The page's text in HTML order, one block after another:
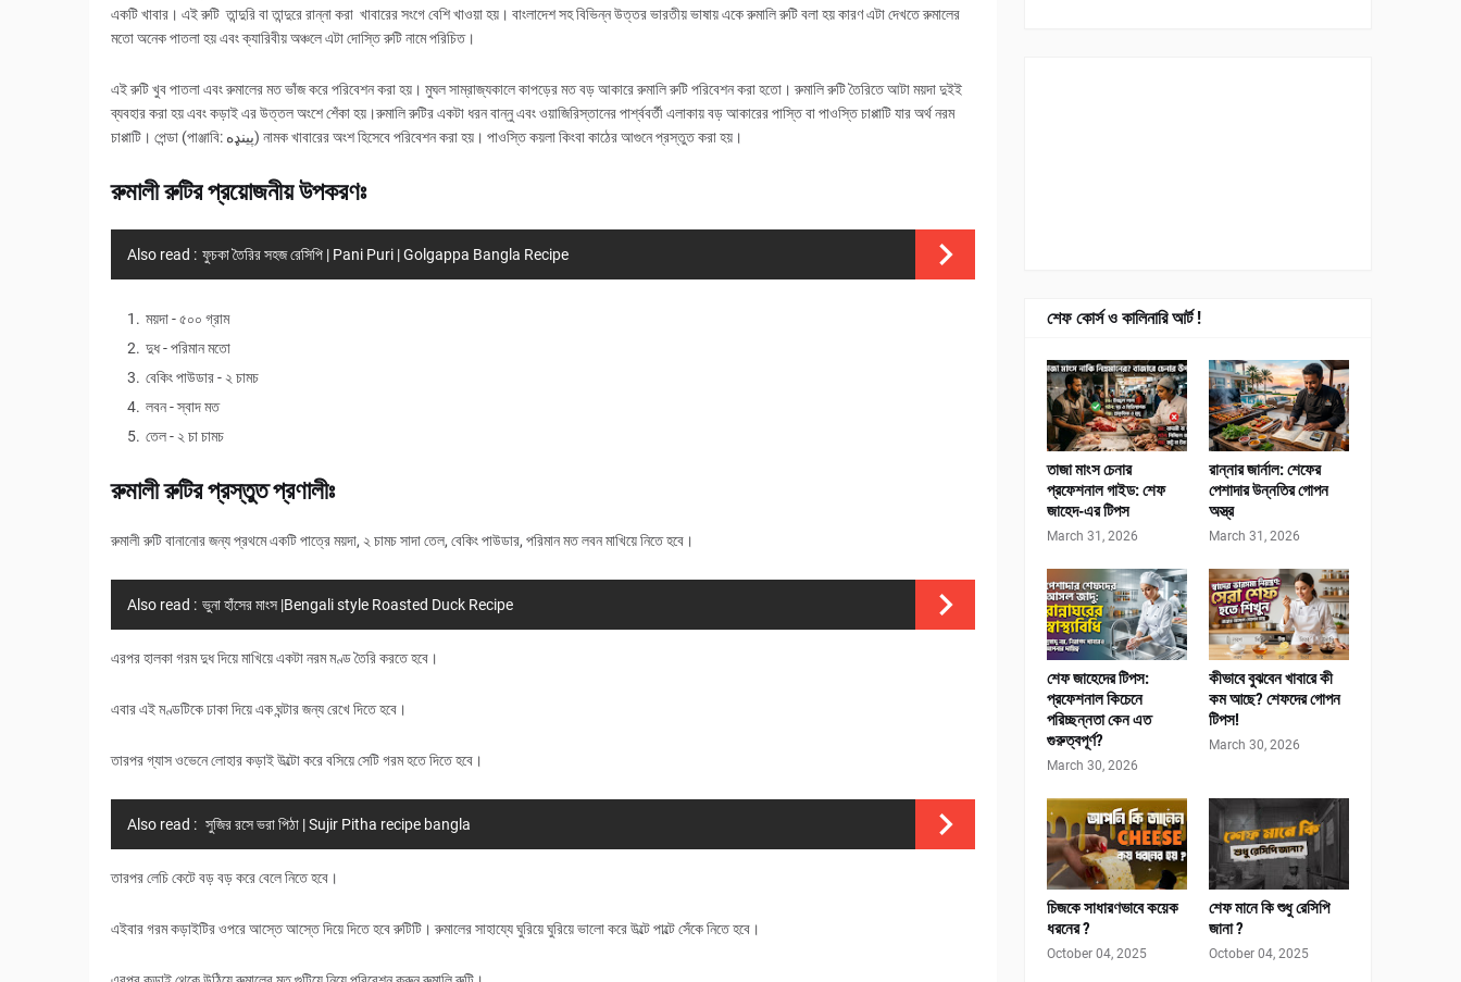
একটি খাবার। এই রুটি তান্দুরি বা তান্দুরে রান্না করা খাবারের সংগে বেশি খাওয়া হয়। বাংলাদেশ সহ বিভিন্ন উত্তর ভারতীয় ভাষায় একে রুমালি রুটি বলা হয় কারণ এটা দেখতে রুমালের
মতো অনেক পাতলা হয় এবং ক্যারিবীয় অঞ্চলে এটা দোস্তি রুটি নামে পরিচিত।
এই রুটি খুব পাতলা এবং রুমালের মত ভাঁজ করে পরিবেশন করা হয়। মুঘল সাম্রাজ্যকালে কাপড়ের মত বড় আকারে রুমালি রুটি পরিবেশন করা হতো। রুমালি রুটি তৈরিতে আটা ময়দা দুইই
ব্যবহার করা হয় এবং কড়াই এর উত্তল অংশে শেঁকা হয়।রুমালি রুটির একটা ধরন বান্নু এবং ওয়াজিরিস্তানের পার্শ্ববর্তী এলাকায় বড় আকারের পাস্তি বা পাওস্তি চাপ্পাটি যার অর্থ নরম
চাপ্পাটি। পেন্ডা (পাঞ্জাবি: پینډه) নামক খাবারের অংশ হিসেবে পরিবেশন করা হয়। পাওস্তি কয়লা কিংবা কাঠের আগুনে প্রস্তুত করা হয়।
রুমালী রুটির প্রয়োজনীয় উপকরণঃ
Also read : ফুচকা তৈরির সহজ রেসিপি | Pani Puri | Golgappa Bangla Recipe
ময়দা - ৫০০ গ্রাম
দুধ - পরিমান মতো
বেকিং পাউডার - ২ চামচ
লবন - স্বাদ মত
তেল - ২ চা চামচ
রুমালী রুটির প্রস্তুত প্রণালীঃ
রুমালী রুটি বানানোর জন্য প্রথমে একটি পাত্রে ময়দা, ২ চামচ সাদা তেল, বেকিং পাউডার, পরিমান মত লবন মাখিয়ে নিতে হবে।
Also read : ভুনা হাঁসের মাংস |Bengali style Roasted Duck Recipe
এরপর হালকা গরম দুধ দিয়ে মাখিয়ে একটা নরম মণ্ড তৈরি করতে হবে।
এবার এই মণ্ডটিকে ঢাকা দিয়ে এক ঘন্টার জন্য রেখে দিতে হবে।
তারপর গ্যাস ওভেনে লোহার কড়াই উল্টো করে বসিয়ে সেটি গরম হতে দিতে হবে।
Also read : সুজির রসে ভরা পিঠা | Sujir Pitha recipe bangla
তারপর লেচি কেটে বড় বড় করে বেলে নিতে হবে।
এইবার গরম কড়াইটির ওপরে আস্তে আস্তে দিয়ে দিতে হবে রুটিটি। রুমালের সাহায্যে ঘুরিয়ে ঘুরিয়ে ভালো করে উল্টে পাল্টে সেঁকে নিতে হবে।
শেফ কোর্স ও কালিনারি আর্ট !
তাজা মাংস চেনার
প্রফেশনাল গাইড: শেফ
জাহেদ-এর টিপস
March 31, 2026
রান্নার জার্নাল: শেফের
পেশাদার উন্নতির গোপন
অস্ত্র
March 31, 2026
শেফ জাহেদের টিপস:
প্রফেশনাল কিচেনে
পরিচ্ছন্নতা কেন এত
গুরুত্বপূর্ণ?
March 30, 2026
কীভাবে বুঝবেন খাবারে কী
কম আছে? শেফদের গোপন
টিপস!
March 30, 2026
চিজকে সাধারণভাবে কয়েক
ধরনের ?
October 04, 2025
শেফ মানে কি শুধু রেসিপি
জানা ?
October 04, 2025